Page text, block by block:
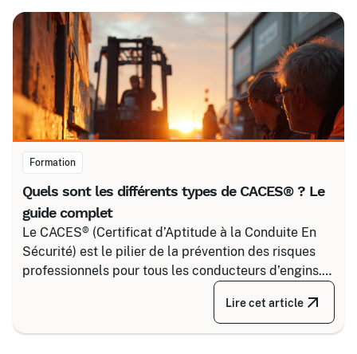
tension.
Formation
Quels sont les différents types de CACES® ? Le
guide complet
Le CACES® (Certificat d’Aptitude à la Conduite En
Sécurité) est le pilier de la prévention des risques
professionnels pour tous les conducteurs d’engins.
Depuis la réforme de 2020, il s’articule autour de 8
grandes familles d’équipements, divisées selon
Lire cet article